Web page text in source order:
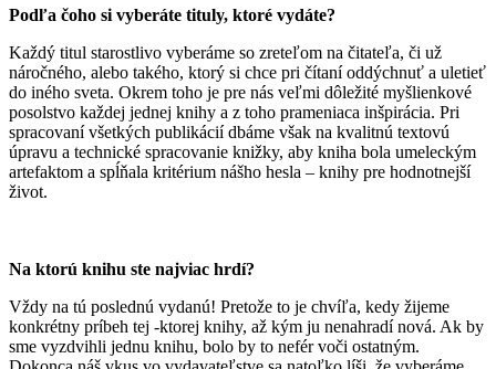
Podľa čoho si vyberáte tituly, ktoré vydáte?
Každý titul starostlivo vyberáme so zreteľom na čitateľa, či už
náročného, alebo takého, ktorý si chce pri čítaní oddýchnuť a uletieť
do iného sveta. Okrem toho je pre nás veľmi dôležité myšlienkové
posolstvo každej jednej knihy a z toho prameniaca inšpirácia. Pri
spracovaní všetkých publikácií dbáme však na kvalitnú textovú
úpravu a technické spracovanie knižky, aby kniha bola umeleckým
artefaktom a spĺňala kritérium nášho hesla – knihy pre hodnotnejší
život.
Na ktorú knihu ste najviac hrdí?
Vždy na tú poslednú vydanú! Pretože to je chvíľa, kedy žijeme
konkrétny príbeh tej -ktorej knihy, až kým ju nenahradí nová. Ak by
sme vyzdvihli jednu knihu, bolo by to nefér voči ostatným.